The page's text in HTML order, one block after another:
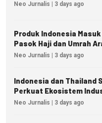
Neo Jurnalis | 3 days ago
Produk Indonesia
Pasok Haji dan Umrah
Neo Jurnalis | 3 days ago
Indonesia dan Thailand
Perkuat Ekosistem
Neo Jurnalis | 3 days ago